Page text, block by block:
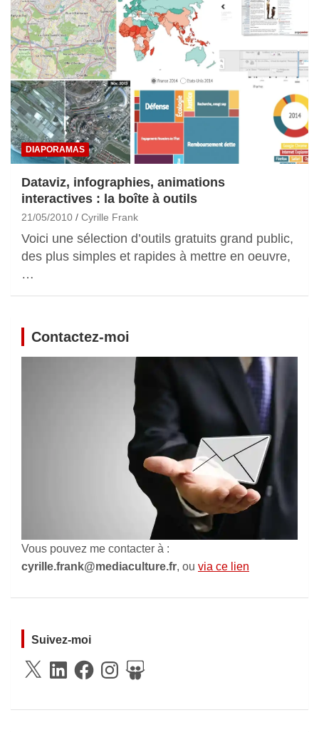
DIAPORAMAS
Dataviz, infographies, animations
interactives : la boîte à outils
21/05/2010 Cyrille Frank
Voici une sélection d’outils gratuits grand public,
des plus simples et rapides à mettre en oeuvre,
…
Contactez-moi
Vous pouvez me contacter à :
cyrille.frank@mediaculture.fr, ou via ce lien
Suivez-moi
X
LinkedInFacebookInstagramSlideShare